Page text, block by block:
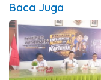
Baca Juga